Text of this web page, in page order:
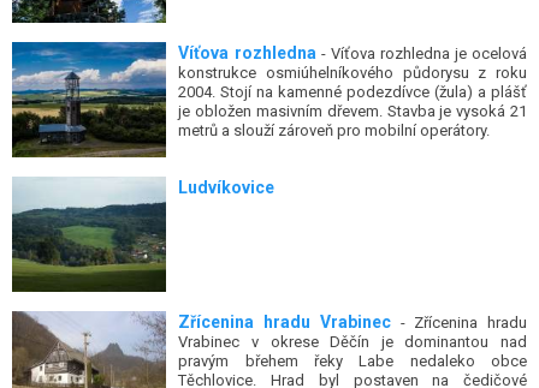
Víťova rozhledna - Víťova rozhledna je ocelová
konstrukce osmiúhelníkového půdorysu z roku
2004. Stojí na kamenné podezdívce (žula) a plášť
je obložen masivním dřevem. Stavba je vysoká 21
metrů a slouží zároveň pro mobilní operátory.
Ludvíkovice
Zřícenina hradu Vrabinec- Zřícenina hradu
Vrabinec v okrese Děčín je dominantou nad
pravým břehem řeky Labe nedaleko obce
Těchlovice. Hrad byl postaven na čedičové